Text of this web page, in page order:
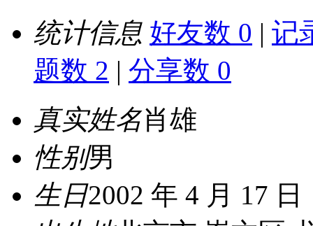
统计信息 好友数 0 | 记
题数 2 | 分享数 0
真实姓名肖雄
性别男
生日2002 年 4 月 17 日